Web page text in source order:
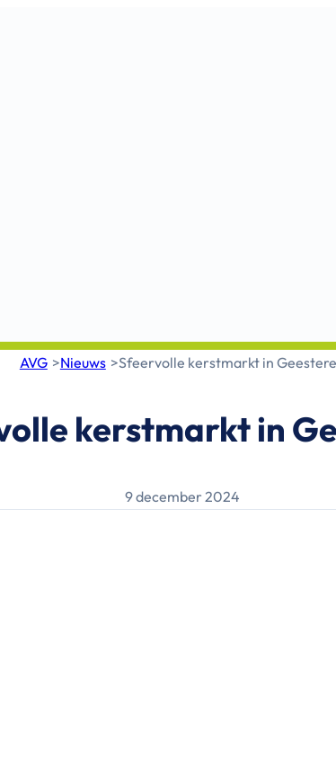
AVG Nieuws Sfeervolle kerstmarkt in
kerstmarkt in
9 december 2024